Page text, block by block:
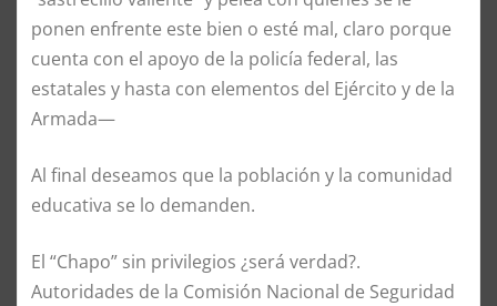
ponen enfrente este bien o esté mal, claro porque
cuenta con el apoyo de la policía federal, las
estatales y hasta con elementos del Ejército y de la
Armada—
Al final deseamos que la población y la comunidad
educativa se lo demanden.
El “Chapo” sin privilegios ¿será verdad?.
Autoridades de la Comisión Nacional de Seguridad